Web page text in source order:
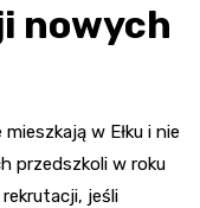
nowych
w Ełku i nie
przedszkoli w roku
jeśli